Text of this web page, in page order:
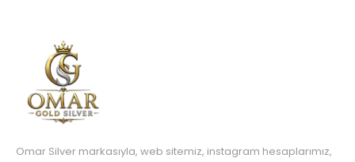
Omar Silver markasıyla, web sitemiz, instagram hesaplarımız,